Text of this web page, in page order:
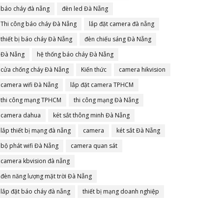
báo cháy đà nẵng
đèn led Đà Nẵng
Thi công báo cháy Đà Nẵng
lắp đặt camera đà nẵng
thiết bị báo cháy Đà Nẵng
đèn chiếu sáng Đà Nẵng
Đà Nẵng
hệ thống báo cháy Đà Nẵng
cửa chống cháy Đà Nẵng
Kiến thức
camera hikvision
camera wifi Đà Nẵng
lắp đặt camera TPHCM
thi công mạng TPHCM
thi công mạng Đà Nẵng
camera dahua
két sắt thông minh Đà Nẵng
lắp thiết bị mạng đà nẵng
camera
két sắt Đà Nẵng
bộ phát wifi Đà Nẵng
camera quan sát
camera kbvision đà nẵng
đèn năng lượng mặt trời Đà Nẵng
lắp đặt báo cháy đà nẵng
thiết bị mạng doanh nghiệp